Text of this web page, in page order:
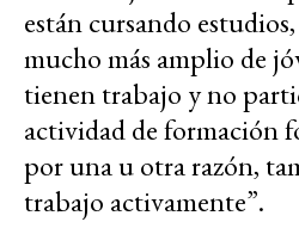
están cursando
mucho más amplio de
tienen trabajo y no
actividad de formación
por una u otra razón,
trabajo activamente”.